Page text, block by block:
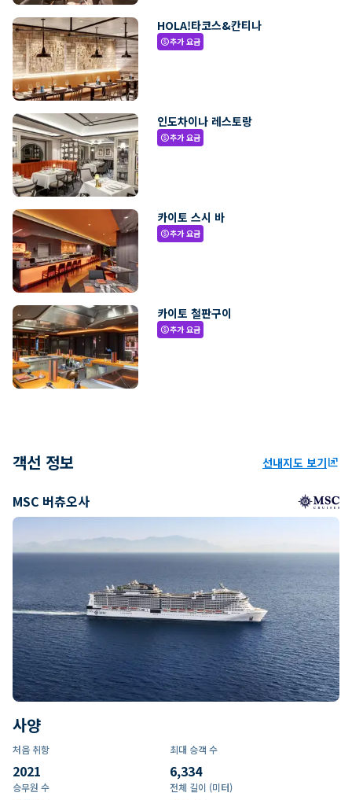
HOLA!타코스&칸티나
paid추가 요금
인도차이나 레스토랑
paid추가 요금
카이토 스시 바
paid추가 요금
카이토 철판구이
paid추가 요금
객선 정보 선내지도 보기ungroup
MSC 버츄오사
사양
처음 취항
2021
최대 승객 수
6,334
승무원 수 전체 길이 (미터)